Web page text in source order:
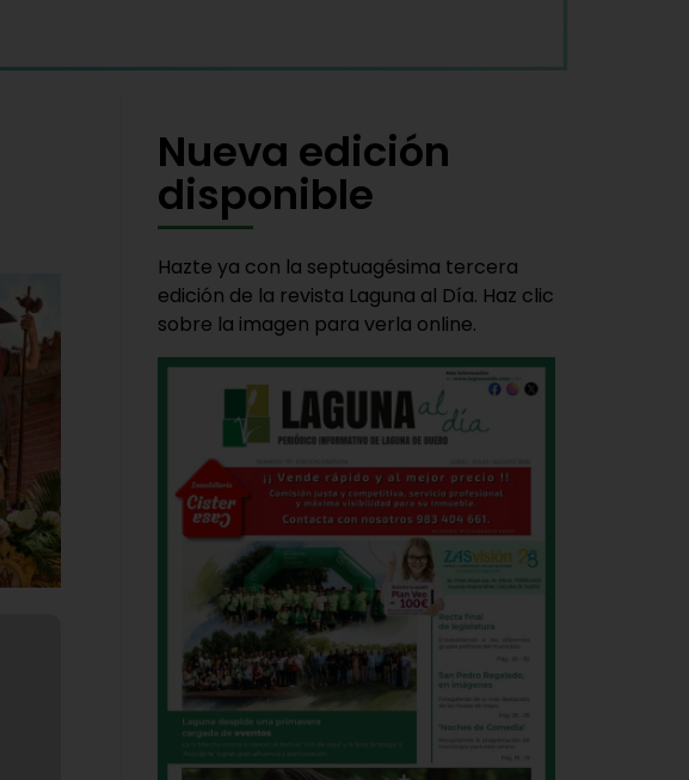
Nueva edición
disponible
Hazte ya con la septuagésima tercera
edición de la revista Laguna al Día. Haz clic
sobre la imagen para verla online.